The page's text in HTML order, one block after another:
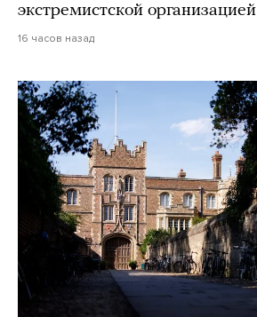
экстремистской организацией
16 часов назад